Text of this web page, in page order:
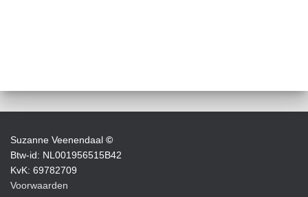
Suzanne Veenendaal ©
Btw-id: NL001956515B42
KvK: 69782709
Voorwaarden